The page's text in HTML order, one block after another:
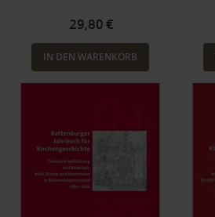
29,80 €
IN DEN WARENKORB